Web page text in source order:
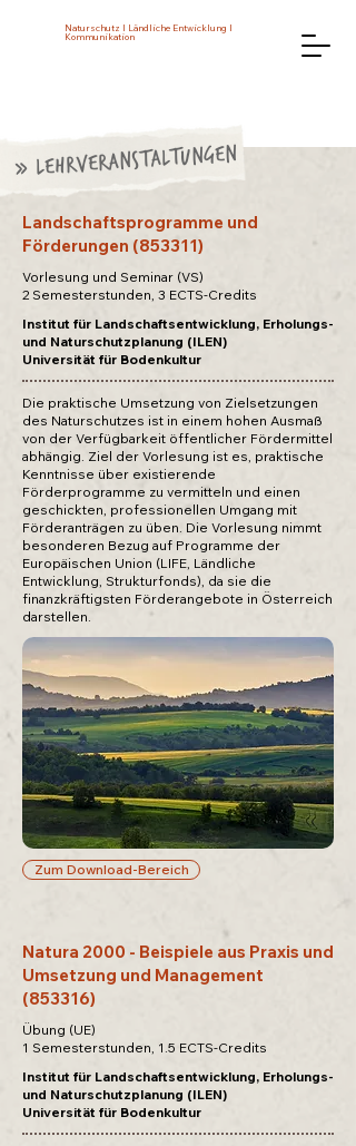
Naturschutz I Ländliche Entwicklung I
Kommunikation
» Lehrveranstaltungen
Landschaftsprogramme und
Förderungen (853311)
Vorlesung und Seminar (VS)
2 Semesterstunden, 3 ECTS-Credits
Institut für Landschaftsentwicklung, Erholungs-
und Naturschutzplanung (ILEN)
Universität für Bodenkultur
Die praktische Umsetzung von Zielsetzungen
des Naturschutzes ist in einem hohen Ausmaß
von der Verfügbarkeit öffentlicher Fördermittel
abhängig. Ziel der Vorlesung ist es, praktische
Kenntnisse über existierende
Förderprogramme zu vermitteln und einen
geschickten, professionellen Umgang mit
Förderanträgen zu üben. Die Vorlesung nimmt
besonderen Bezug auf Programme der
Europäischen Union (LIFE, Ländliche
Entwicklung, Strukturfonds), da sie die
finanzkräftigsten Förderangebote in Österreich
darstellen.
Zum Download-Bereich
Natura 2000 - Beispiele aus Praxis und
Umsetzung und Management
(853316)
Übung (UE)
1 Semesterstunden, 1.5 ECTS-Credits
Institut für Landschaftsentwicklung, Erholungs-
und Naturschutzplanung (ILEN)
Universität für Bodenkultur